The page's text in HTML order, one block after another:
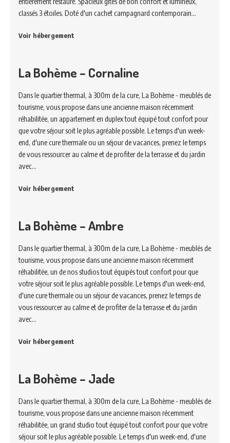
classés 3 étoiles. Doté d'un cachet campagnard contemporain…
Voir hébergement
La Bohème – Cornaline
Dans le quartier thermal, à 300m de la cure, La Bohème - meublés de
tourisme, vous propose dans une ancienne maison récemment
réhabilitée, un appartement en duplex tout équipé tout confort pour
que votre séjour soit le plus agréable possible. Le temps d'un week-
end, d'une cure thermale ou un séjour de vacances, prenez le temps
de vous ressourcer au calme et de profiter de la terrasse et du jardin
avec…
Voir hébergement
La Bohème – Ambre
Dans le quartier thermal, à 300m de la cure, La Bohème - meublés de
tourisme, vous propose dans une ancienne maison récemment
réhabilitée, un de nos studios tout équipés tout confort pour que
votre séjour soit le plus agréable possible. Le temps d'un week-end,
d'une cure thermale ou un séjour de vacances, prenez le temps de
vous ressourcer au calme et de profiter de la terrasse et du jardin
avec…
Voir hébergement
La Bohème – Jade
Dans le quartier thermal, à 300m de la cure, La Bohème - meublés de
tourisme, vous propose dans une ancienne maison récemment
réhabilitée, un grand studio tout équipé tout confort pour que votre
séjour soit le plus agréable possible. Le temps d'un week-end, d'une